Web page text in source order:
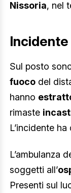
Nissoria, nel
Incidente
Sul posto
fuoco del
hanno
rimaste
L’incidente
L’ambulanza
soggetti all’
Presenti sul